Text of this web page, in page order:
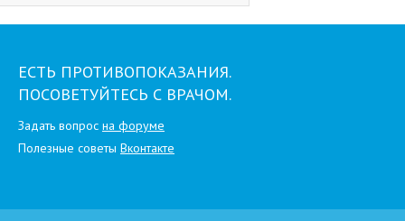
ЕСТЬ ПРОТИВОПОКАЗАНИЯ.
ПОСОВЕТУЙТЕСЬ С ВРАЧОМ.
Задать вопрос на форуме
Полезные советы Вконтакте